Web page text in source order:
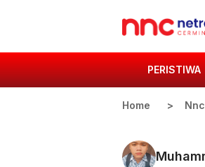
PERISTIWA
Home